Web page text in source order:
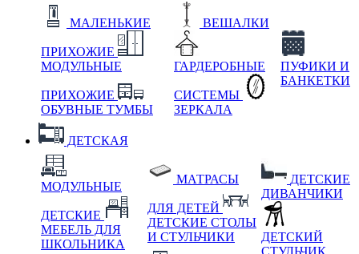
МАЛЕНЬКИЕ
ПРИХОЖИЕ
МОДУЛЬНЫЕ
ПРИХОЖИЕ
ОБУВНЫЕ ТУМБЫ
ВЕШАЛКИ
ГАРДЕРОБНЫЕ
СИСТЕМЫ
ЗЕРКАЛА
ПУФИКИ И
БАНКЕТКИ
ДЕТСКАЯ
МОДУЛЬНЫЕ
ДЕТСКИЕ
МЕБЕЛЬ ДЛЯ
ШКОЛЬНИКА
МАТРАСЫ
ДЛЯ ДЕТЕЙ
ДЕТСКИЕ СТОЛЫ
И СТУЛЬЧИКИ
ДЕТСКИЕ
ДИВАНЧИКИ
ДЕТСКИЙ